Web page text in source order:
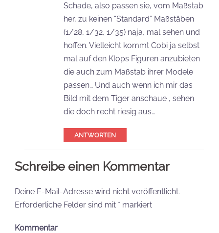
Schade, also passen sie, vom Maßstab
her, zu keinen “Standard” Maßstäben
(1/28, 1/32, 1/35) naja, mal sehen und
hoffen. Vielleicht kommt Cobi ja selbst
mal auf den Klops Figuren anzubieten
die auch zum Maßstab ihrer Modele
passen… Und auch wenn ich mir das
Bild mit dem Tiger anschaue , sehen
die doch recht riesig aus…
ANTWORTEN
Schreibe einen Kommentar
Deine E-Mail-Adresse wird nicht veröffentlicht.
Erforderliche Felder sind mit * markiert
Kommentar